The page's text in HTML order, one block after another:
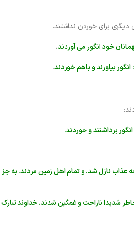
دیگری برای خوردن نداشتند.
خود انگور می آوردند.
بیاورند و باهم خوردند.
برداشتند و خوردند.
عذاب نازل شد. و تمام اهل زمین مردند. به جز
شدیدا ناراحت و غمگین شدند. خداوند تبارک